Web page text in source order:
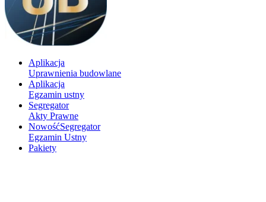
Aplikacja
Uprawnienia budowlane
Aplikacja
Egzamin ustny
Segregator
Akty Prawne
NowośćSegregator
Egzamin Ustny
Pakiety